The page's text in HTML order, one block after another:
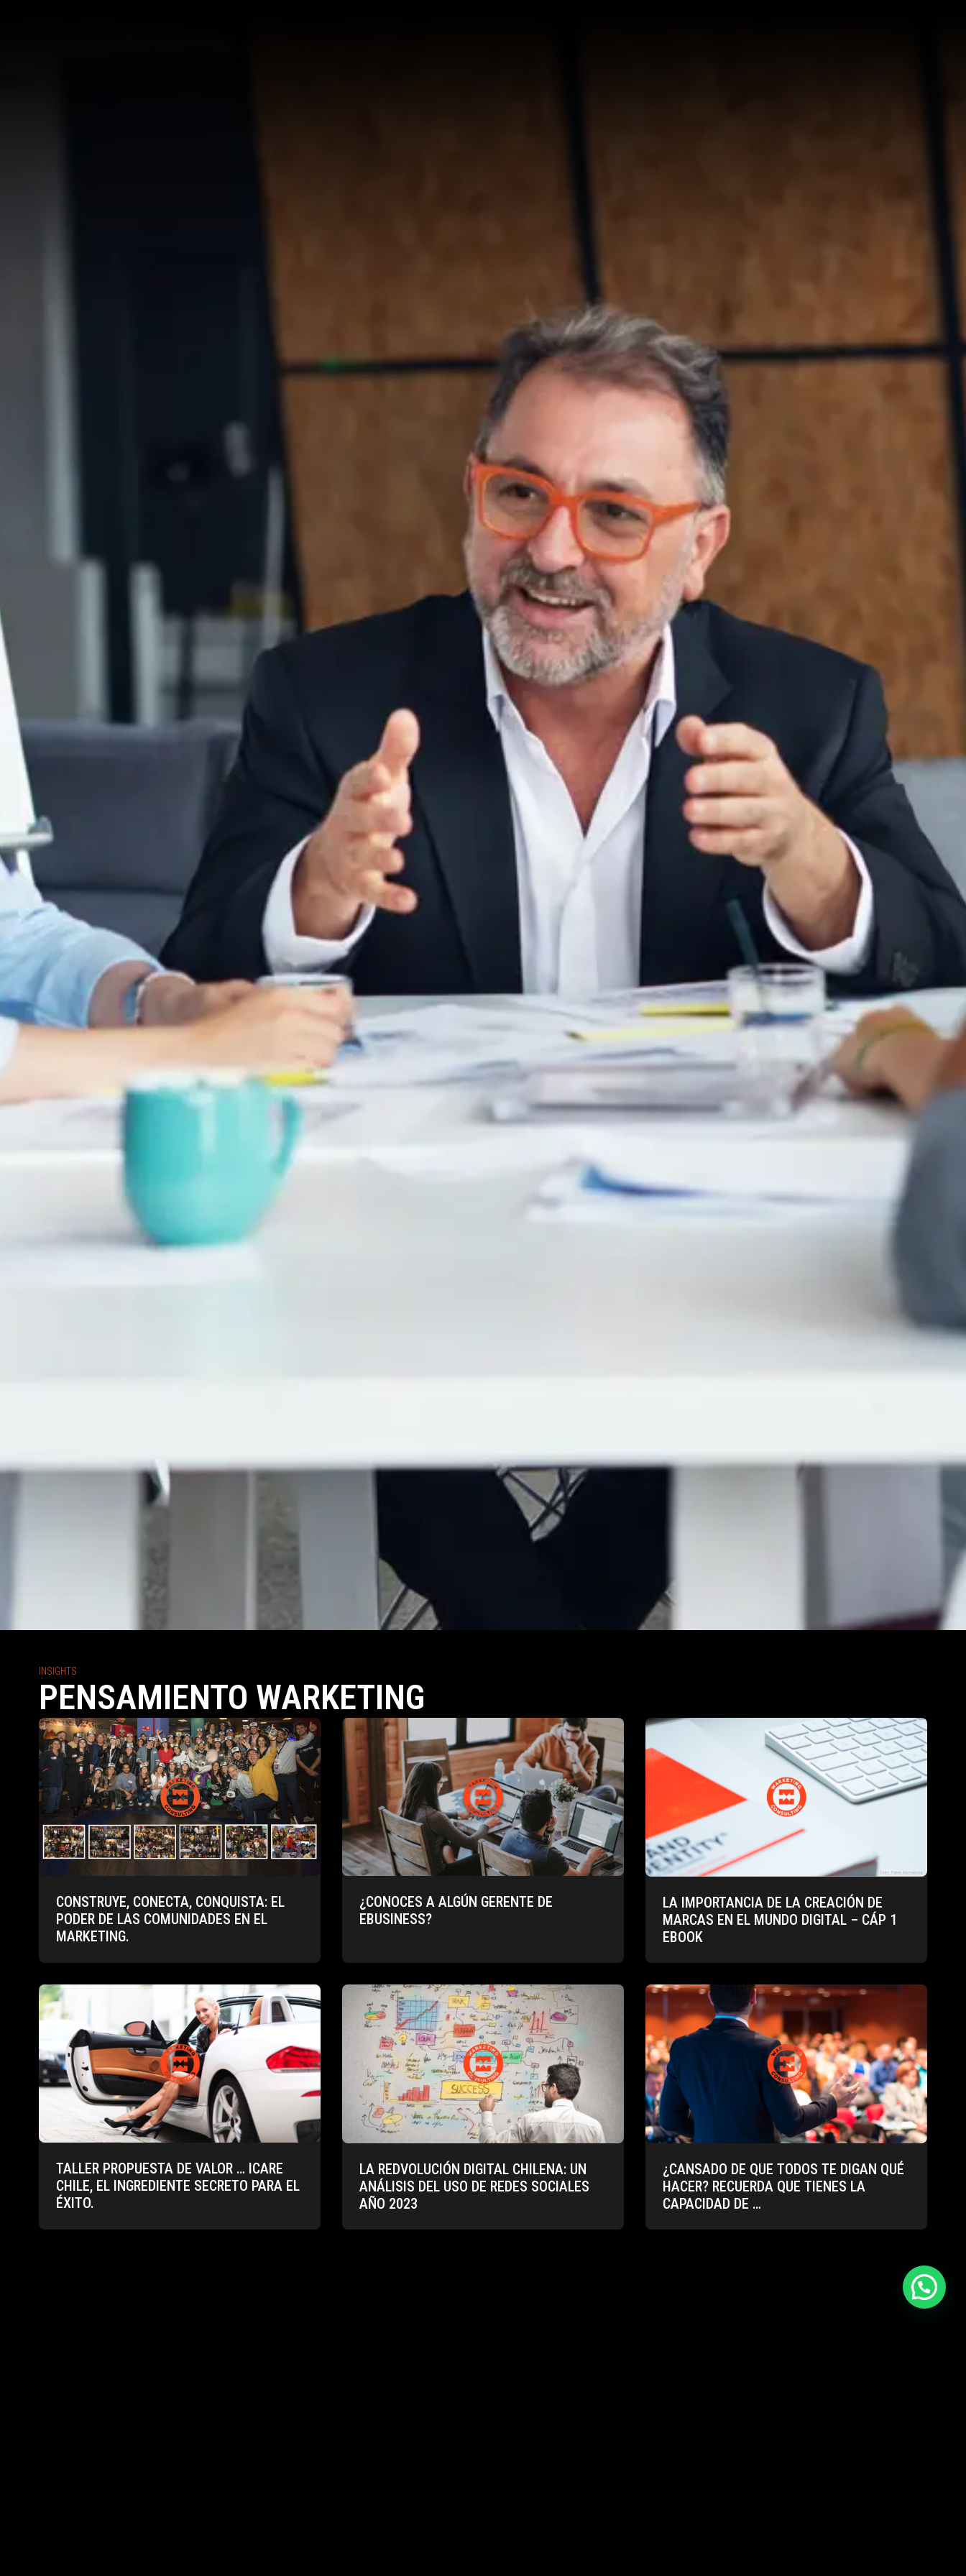
INSIGHTS
PENSAMIENTO WARKETING
CONSTRUYE, CONECTA, CONQUISTA: EL
PODER DE LAS COMUNIDADES EN EL
MARKETING.
¿CONOCES A ALGÚN GERENTE DE
EBUSINESS?
LA IMPORTANCIA DE LA CREACIÓN DE
MARCAS EN EL MUNDO DIGITAL – CÁP 1
EBOOK
TALLER PROPUESTA DE VALOR … ICARE
CHILE, EL INGREDIENTE SECRETO PARA EL
ÉXITO.
LA REDVOLUCIÓN DIGITAL CHILENA: UN
ANÁLISIS DEL USO DE REDES SOCIALES
AÑO 2023
¿CANSADO DE QUE TODOS TE DIGAN QUÉ
HACER? RECUERDA QUE TIENES LA
CAPACIDAD DE …